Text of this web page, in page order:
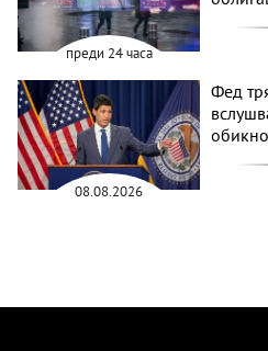
преди 24 часа
08.08.2026
Фед